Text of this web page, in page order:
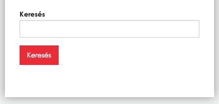
Keresés